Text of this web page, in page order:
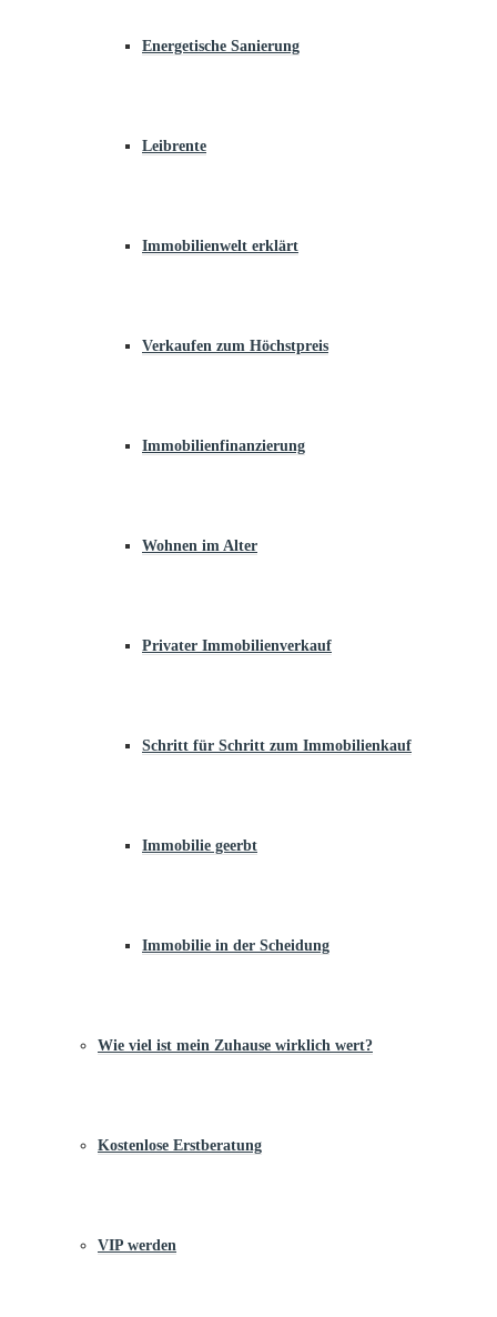
Energetische Sanierung
Leibrente
Immobilienwelt erklärt
Verkaufen zum Höchstpreis
Immobilienfinanzierung
Wohnen im Alter
Privater Immobilienverkauf
Schritt für Schritt zum Immobilienkauf
Immobilie geerbt
Immobilie in der Scheidung
Wie viel ist mein Zuhause wirklich wert?
Kostenlose Erstberatung
VIP werden